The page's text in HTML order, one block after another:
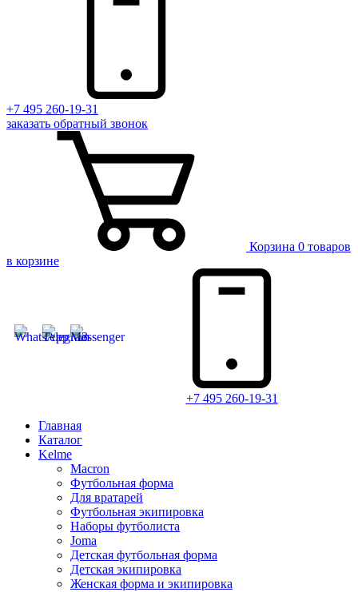
+7 495 260-19-31
заказать обратный звонок
Корзина 0 товаров
в корзине
+7 495 260-19-31
Главная
Каталог
Kelme
Macron
Футбольная форма
Для вратарей
Футбольная экипировка
Наборы футболиста
Joma
Детская футбольная форма
Детская экипировка
Женская форма и экипировка